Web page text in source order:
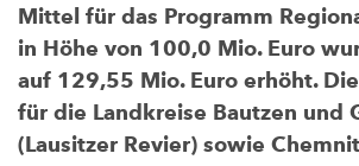
Mittel für das Programm
in Höhe von 100,0 Mio. Euro
auf 129,55 Mio. Euro erhöht.
für die Landkreise Bautzen und
(Lausitzer Revier) sowie